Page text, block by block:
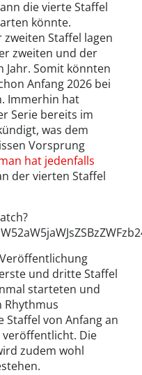
die vierte Staffel
könnte.
Staffel lagen
zweiten und der
Jahr. Somit könnten
Anfang 2026 bei
Immerhin hat
Serie bereits im
was dem
Vorsprung
hat jedenfalls
der vierten Staffel
und dritte Staffel
starteten und
Rhythmus
Staffel von Anfang an
Die
zudem wohl